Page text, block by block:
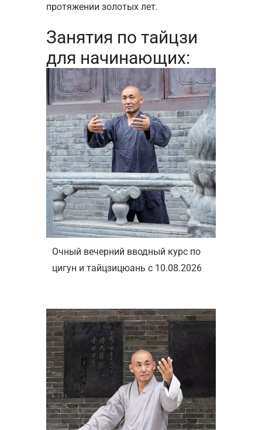
протяжении золотых лет.
Занятия по тайцзи
для начинающих:
Очный вечерний вводный курс по
цигун и тайцзицюань с 10.08.2026